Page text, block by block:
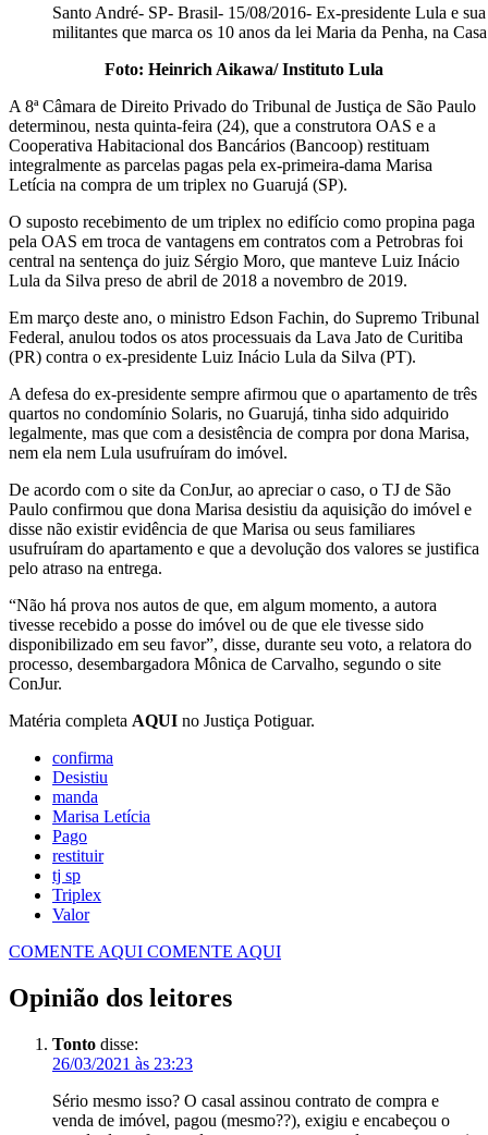
Santo André- SP- Brasil- 15/08/2016- Ex-presidente Lula e
militantes que marca os 10 anos da lei Maria da Penha, na
Foto: Heinrich Aikawa/ Instituto Lula
A 8ª Câmara de Direito Privado do Tribunal de Justiça de São Paulo
determinou, nesta quinta-feira (24), que a construtora OAS e a
Cooperativa Habitacional dos Bancários (Bancoop) restituam
integralmente as parcelas pagas pela ex-primeira-dama Marisa
Letícia na compra de um triplex no Guarujá (SP).
O suposto recebimento de um triplex no edifício como propina paga
pela OAS em troca de vantagens em contratos com a Petrobras foi
central na sentença do juiz Sérgio Moro, que manteve Luiz Inácio
Lula da Silva preso de abril de 2018 a novembro de 2019.
Em março deste ano, o ministro Edson Fachin, do Supremo Tribunal
Federal, anulou todos os atos processuais da Lava Jato de Curitiba
(PR) contra o ex-presidente Luiz Inácio Lula da Silva (PT).
A defesa do ex-presidente sempre afirmou que o apartamento de três
quartos no condomínio Solaris, no Guarujá, tinha sido adquirido
legalmente, mas que com a desistência de compra por dona Marisa,
nem ela nem Lula usufruíram do imóvel.
De acordo com o site da ConJur, ao apreciar o caso, o TJ de São
Paulo confirmou que dona Marisa desistiu da aquisição do imóvel e
disse não existir evidência de que Marisa ou seus familiares
usufruíram do apartamento e que a devolução dos valores se justifica
pelo atraso na entrega.
“Não há prova nos autos de que, em algum momento, a autora
tivesse recebido a posse do imóvel ou de que ele tivesse sido
disponibilizado em seu favor”, disse, durante seu voto, a relatora do
processo, desembargadora Mônica de Carvalho, segundo o site
ConJur.
Matéria completa AQUI no Justiça Potiguar.
confirma
Desistiu
manda
Marisa Letícia
Pago
restituir
tj sp
Triplex
Valor
COMENTE AQUI COMENTE AQUI
Opinião dos leitores
Tonto disse:
26/03/2021 às 23:23
Sério mesmo isso? O casal assinou contrato de compra e
venda de imóvel, pagou (mesmo??), exigiu e encabeçou o